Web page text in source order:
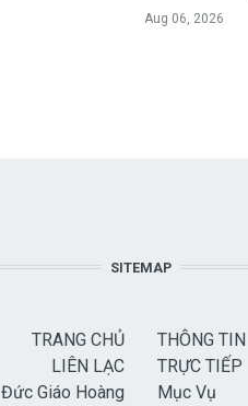
Aug 06, 2026
SITEMAP
TRANG CHỦ
LIÊN LẠC
Đức Giáo Hoàng
THÔNG TIN
TRỰC TIẾP
Mục Vụ